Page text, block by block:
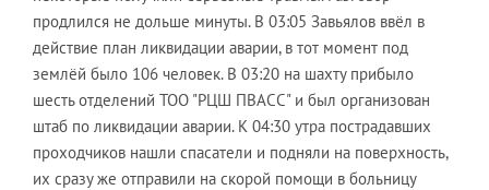
продлился не дольше минуты. В 03:05 Завьялов ввёл в
действие план ликвидации аварии, в тот момент под
землёй было 106 человек. В 03:20 на шахту прибыло
шесть отделений ТОО "РЦШ ПВАСС" и был организован
штаб по ликвидации аварии. К 04:30 утра пострадавших
проходчиков нашли спасатели и подняли на поверхность,
их сразу же отправили на скорой помощи в больницу